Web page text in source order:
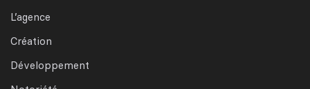
L’agence
Création
Développement